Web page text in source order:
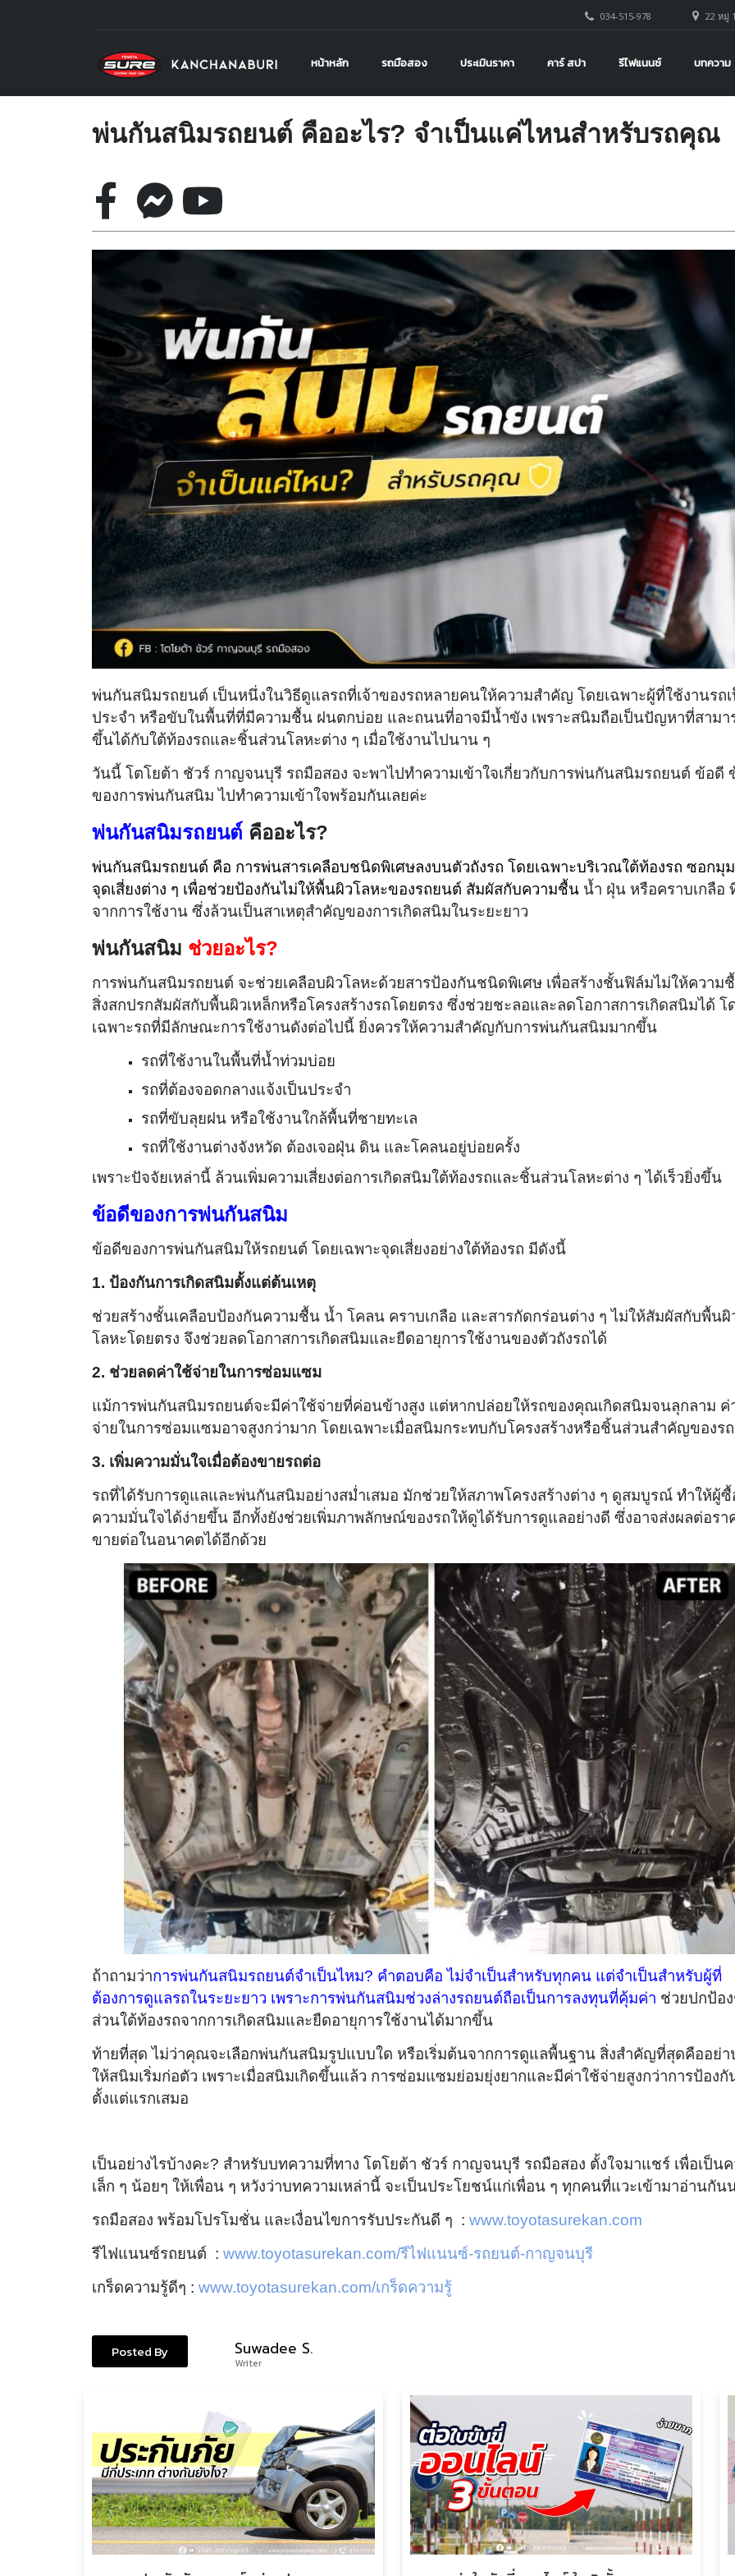
22 หมู่
034-515-978
หน้าหลัก รถมือสอง ประเมินราคา คาร์ สปา รีไฟแนนซ์ บทความ
พ่นกันสนิมรถยนต์ คืออะไร? จำเป็นแค่ไหนสำหรับรถคุณ
พ่นกันสนิมรถยนต์ เป็นหนึ่งในวิธีดูแลรถที่เจ้าของรถหลายคนให้ความสำคัญ โดยเฉพาะผู้ที่ใช้งานรถ
ประจำ หรือขับในพื้นที่ที่มีความชื้น ฝนตกบ่อย และถนนที่อาจมีน้ำขัง เพราะสนิมถือเป็นปัญหาที่สามา
ขึ้นได้กับใต้ท้องรถและชิ้นส่วนโลหะต่าง ๆ เมื่อใช้งานไปนาน ๆ
วันนี้ โตโยต้า ชัวร์ กาญจนบุรี รถมือสอง จะพาไปทำความเข้าใจเกี่ยวกับการพ่นกันสนิมรถยนต์ ข้อดี
ของการพ่นกันสนิม ไปทำความเข้าใจพร้อมกันเลยค่ะ
พ่นกันสนิมรถยนต์ คืออะไร?
พ่นกันสนิมรถยนต์ คือ การพ่นสารเคลือบชนิดพิเศษลงบนตัวถังรถ โดยเฉพาะบริเวณใต้ท้องรถ ซอกมุ
จุดเสี่ยงต่าง ๆ เพื่อช่วยป้องกันไม่ให้พื้นผิวโลหะของรถยนต์ สัมผัสกับความชื้น น้ำ ฝุ่น หรือคราบเกลือ
จากการใช้งาน ซึ่งล้วนเป็นสาเหตุสำคัญของการเกิดสนิมในระยะยาว
พ่นกันสนิม ช่วยอะไร?
การพ่นกันสนิมรถยนต์ จะช่วยเคลือบผิวโลหะด้วยสารป้องกันชนิดพิเศษ เพื่อสร้างชั้นฟิล์มไม่ให้ความ
สิ่งสกปรกสัมผัสกับพื้นผิวเหล็กหรือโครงสร้างรถโดยตรง ซึ่งช่วยชะลอและลดโอกาสการเกิดสนิมได้ โ
เฉพาะรถที่มีลักษณะการใช้งานดังต่อไปนี้ ยิ่งควรให้ความสำคัญกับการพ่นกันสนิมมากขึ้น
รถที่ใช้งานในพื้นที่น้ำท่วมบ่อย
รถที่ต้องจอดกลางแจ้งเป็นประจำ
รถที่ขับลุยฝน หรือใช้งานใกล้พื้นที่ชายทะเล
รถที่ใช้งานต่างจังหวัด ต้องเจอฝุ่น ดิน และโคลนอยู่บ่อยครั้ง
เพราะปัจจัยเหล่านี้ ล้วนเพิ่มความเสี่ยงต่อการเกิดสนิมใต้ท้องรถและชิ้นส่วนโลหะต่าง ๆ ได้เร็วยิ่งขึ้น
ข้อดีของการพ่นกันสนิม
ข้อดีของการพ่นกันสนิมให้รถยนต์ โดยเฉพาะจุดเสี่ยงอย่างใต้ท้องรถ มีดังนี้
1. ป้องกันการเกิดสนิมตั้งแต่ต้นเหตุ
ช่วยสร้างชั้นเคลือบป้องกันความชื้น น้ำ โคลน คราบเกลือ และสารกัดกร่อนต่าง ๆ ไม่ให้สัมผัสกับพื้นผิ
โลหะโดยตรง จึงช่วยลดโอกาสการเกิดสนิมและยืดอายุการใช้งานของตัวถังรถได้
2. ช่วยลดค่าใช้จ่ายในการซ่อมแซม
แม้การพ่นกันสนิมรถยนต์จะมีค่าใช้จ่ายที่ค่อนข้างสูง แต่หากปล่อยให้รถของคุณเกิดสนิมจนลุกลาม ค่
จ่ายในการซ่อมแซมอาจสูงกว่ามาก โดยเฉพาะเมื่อสนิมกระทบกับโครงสร้างหรือชิ้นส่วนสำคัญของรถ
3. เพิ่มความมั่นใจเมื่อต้องขายรถต่อ
รถที่ได้รับการดูแลและพ่นกันสนิมอย่างสม่ำเสมอ มักช่วยให้สภาพโครงสร้างต่าง ๆ ดูสมบูรณ์ ทำให้ผู้ซื้
ความมั่นใจได้ง่ายขึ้น อีกทั้งยังช่วยเพิ่มภาพลักษณ์ของรถให้ดูได้รับการดูแลอย่างดี ซึ่งอาจส่งผลต่อรา
ขายต่อในอนาคตได้อีกด้วย
ถ้าถามว่าการพ่นกันสนิมรถยนต์จำเป็นไหม? คำตอบคือ ไม่จำเป็นสำหรับทุกคน แต่จำเป็นสำหรับผู้ที่
ต้องการดูแลรถในระยะยาว เพราะการพ่นกันสนิมช่วงล่างรถยนต์ถือเป็นการลงทุนที่คุ้มค่า ช่วยปกป้อ
ส่วนใต้ท้องรถจากการเกิดสนิมและยืดอายุการใช้งานได้มากขึ้น
ท้ายที่สุด ไม่ว่าคุณจะเลือกพ่นกันสนิมรูปแบบใด หรือเริ่มต้นจากการดูแลพื้นฐาน สิ่งสำคัญที่สุดคืออย่า
ให้สนิมเริ่มก่อตัว เพราะเมื่อสนิมเกิดขึ้นแล้ว การซ่อมแซมย่อมยุ่งยากและมีค่าใช้จ่ายสูงกว่าการป้องกั
ตั้งแต่แรกเสมอ
เป็นอย่างไรบ้างคะ? สำหรับบทความที่ทาง โตโยต้า ชัวร์ กาญจนบุรี รถมือสอง ตั้งใจมาแชร์ เพื่อเป็น
เล็ก ๆ น้อยๆ ให้เพื่อน ๆ หวังว่าบทความเหล่านี้ จะเป็นประโยชน์แก่เพื่อน ๆ ทุกคนที่แวะเข้ามาอ่านกัน
รถมือสอง พร้อมโปรโมชั่น และเงื่อนไขการรับประกันดี ๆ : www.toyotasurekan.com
รีไฟแนนซ์รถยนต์ : www.toyotasurekan.com/รีไฟแนนซ์-รถยนต์-กาญจนบุรี
เกร็ดความรู้ดีๆ : www.toyotasurekan.com/เกร็ดความรู้
Posted By Suwadee S.
Writer